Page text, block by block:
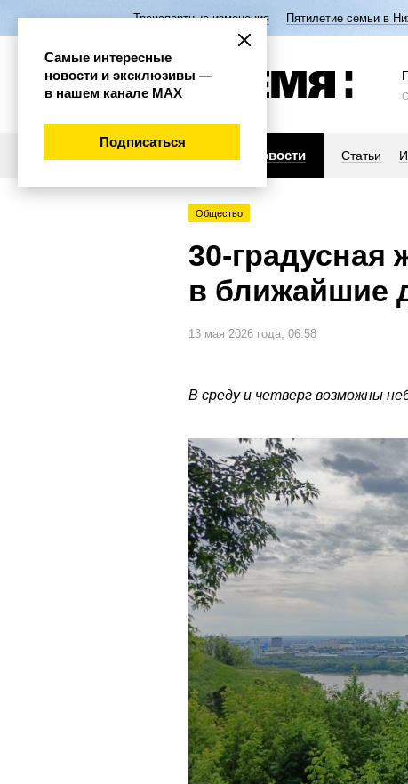
Транспортные изменения Пятилетие семьи в
Новости Статьи
Общество
30-градусная
в ближайшие
13 мая 2026 года, 06:58
В среду и четверг возможны
Самые интересные
новости и эксклюзивы —
в нашем канале МАХ
Подписаться